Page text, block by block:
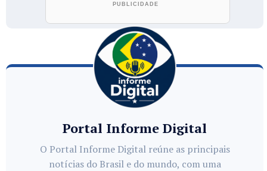
Portal Informe Digital
O Portal Informe Digital reúne as principais
notícias do Brasil e do mundo, com uma